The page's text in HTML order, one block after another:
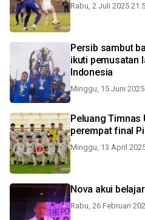
Rabu, 2 Juli 2025
Persib sambut
ikuti pemusatan
Indonesia
Minggu, 15 Juni
Peluang Timnas
perempat final
Minggu, 13 April
Nova akui
Rabu, 26 Februari